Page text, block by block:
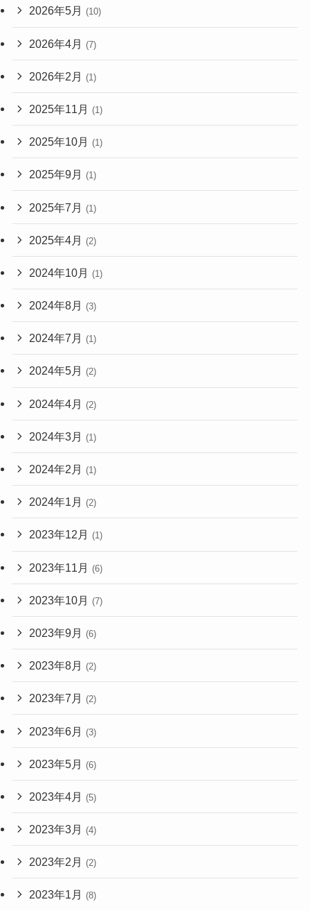
2026年5月 (10)
2026年4月 (7)
2026年2月 (1)
2025年11月 (1)
2025年10月 (1)
2025年9月 (1)
2025年7月 (1)
2025年4月 (2)
2024年10月 (1)
2024年8月 (3)
2024年7月 (1)
2024年5月 (2)
2024年4月 (2)
2024年3月 (1)
2024年2月 (1)
2024年1月 (2)
2023年12月 (1)
2023年11月 (6)
2023年10月 (7)
2023年9月 (6)
2023年8月 (2)
2023年7月 (2)
2023年6月 (3)
2023年5月 (6)
2023年4月 (5)
2023年3月 (4)
2023年2月 (2)
2023年1月 (8)